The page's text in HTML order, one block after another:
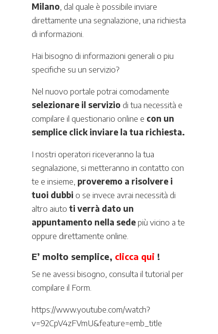
Milano , dal quale è possibile inviare
direttamente una segnalazione, una richiesta
di informazioni.
Hai bisogno di informazioni generali o piu
specifiche su un servizio?
Nel nuovo portale potrai comodamente
selezionare il servizio di tua necessità e
compilare il questionario online e con un
semplice click inviare la tua richiesta.
I nostri operatori riceveranno la tua
segnalazione, si metteranno in contatto con
te e insieme, proveremo a risolvere i
tuoi dubbi o se invece avrai necessità di
altro aiuto ti verrà dato un
appuntamento nella sedepiù vicino a te
oppure direttamente online.
E’ molto semplice, clicca qui !
Se ne avessi bisogno, consulta il tutorial per
compilare il Form.
https://www.youtube.com/watch?
v=92CpV4zFVmU&feature=emb_title